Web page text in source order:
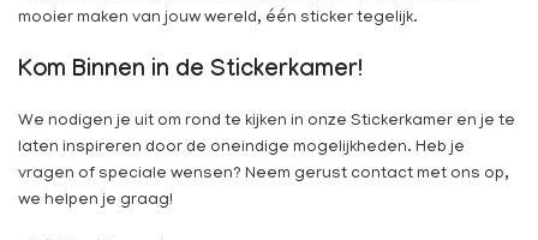
mooier maken van jouw wereld, één sticker tegelijk.
Kom Binnen in de Stickerkamer!
We nodigen je uit om rond te kijken in onze Stickerkamer en je te
laten inspireren door de oneindige mogelijkheden. Heb je
vragen of speciale wensen? Neem gerust contact met ons op,
we helpen je graag!